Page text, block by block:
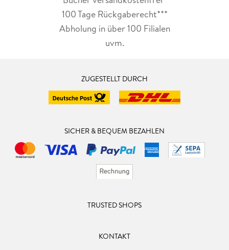
100 Tage Rückgaberecht***
Abholung in über 100 Filialen
uvm.
ZUGESTELLT DURCH
SICHER & BEQUEM BEZAHLEN
TRUSTED SHOPS
KONTAKT